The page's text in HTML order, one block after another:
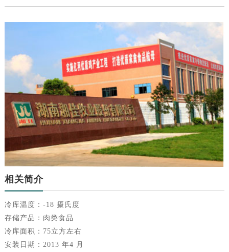
相关简介
冷库温度：-18 摄氏度
存储产品：肉类食品
冷库面积：75立方左右
安装日期：2013 年4 月